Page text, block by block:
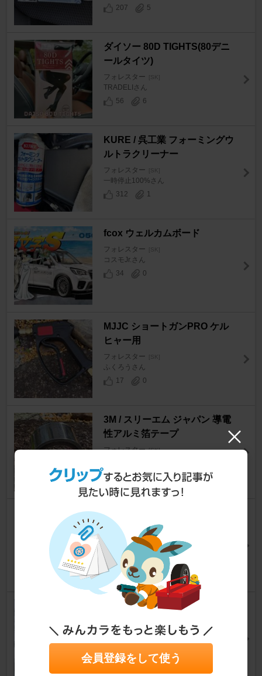
207
5
ダイソー 80D TIGHTS(80デニ
ールタイツ)
フォレスター
TRADELIさん
56
6
KURE / 呉工業 フォーミングウ
ルトラクリーナー
フォレスター
一時停止100%さん
312
1
fcox ウェルカムボード
フォレスター
コスモJr.さん
34
0
MJJC ショートガンPRO ケル
ヒャー用
フォレスター
ふくろうさん
17
0
3M / スリーエム ジャパン 導電
性アルミ箔テープ
フォレスター [SK]
15
0
Yupiteru YK-3200
フォレスター [SK]
およし3さん
11
星光産業 EE-111 ヘッドレスト
フォレスター [SK]
13
会員登録をして使う